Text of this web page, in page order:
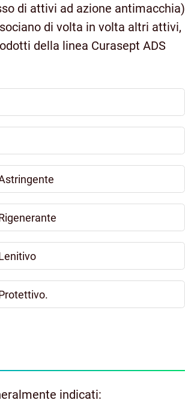
di attivi ad azione antimacchia)
di volta in volta altri attivi,
della linea Curasept ADS
indicati: